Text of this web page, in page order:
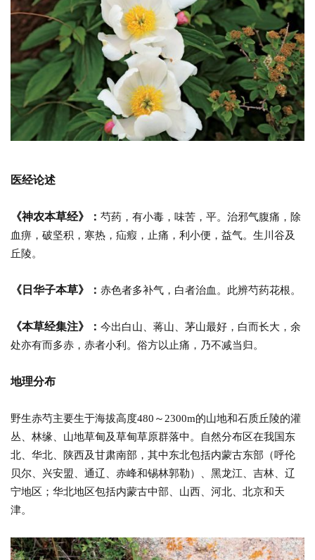
医经论述
《神农本草经》：芍药，有小毒，味苦，平。治邪气腹痛，除
血痹，破坚积，寒热，疝瘕，止痛，利小便，益气。生川谷及
丘陵。
《日华子本草》：赤色者多补气，白者治血。此辨芍药花根。
《本草经集注》：今出白山、蒋山、茅山最好，白而长大，余
处亦有而多赤，赤者小利。俗方以止痛，乃不减当归。
地理分布
野生赤芍主要生于海拔高度480～2300m的山地和石质丘陵的灌
丛、林缘、山地草甸及草甸草原群落中。自然分布区在我国东
北、华北、陕西及甘肃南部，其中东北包括内蒙古东部（呼伦
贝尔、兴安盟、通辽、赤峰和锡林郭勒）、黑龙江、吉林、辽
宁地区；华北地区包括内蒙古中部、山西、河北、北京和天
津。